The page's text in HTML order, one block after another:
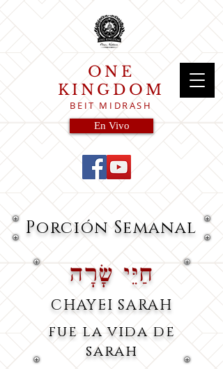
ONE
KINGDOM
BEIT MIDRASH
En Vivo
PorciónSemanal
חַיֵּי שָׂרָה
CHAYEI SARAH
fue la vida de
sarah